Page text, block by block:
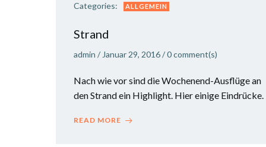
Categories: ALLGEMEIN
Strand
admin / Januar 29, 2016/0comment(s)
Nach wie vor sind die Wochenend-Ausflüge an
den Strand ein Highlight. Hier einige
READ MORE